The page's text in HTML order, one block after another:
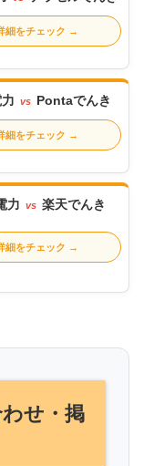
細をチェック →
vs Pontaでんき
細をチェック →
力 vs 楽天でんき
細をチェック →
せ・掲